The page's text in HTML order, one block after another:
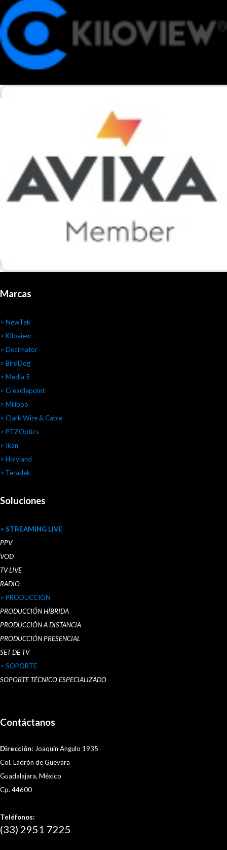
Marcas
> NewTek
> Kiloview
> Decimator
> BirdDog
> Media 5
> Creadlepoint
> Miliboo
> Clark Wire & Cable
> PTZOptics
> Ikan
> Holyland
> Teradek
Soluciones
> STREAMING LIVE
PPV
VOD
TV LIVE
RADIO
> PRODUCCIÓN
PRODUCCIÓN HÍBRIDA
PRODUCCIÓN A DISTANCIA
PRODUCCIÓN PRESENCIAL
SET DE TV
> SOPORTE
SOPORTE TÉCNICO ESPECIALIZADO
Contáctanos
Dirección: Joaquín Angulo 1935
Col. Ladrón de Guevara
Guadalajara, México
Cp. 44600
Teléfonos:
(33) 2951 7225